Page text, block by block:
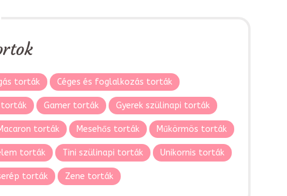
torták Céges és foglalkozás torták
torták Gamer torták Gyerek szülinapi torták
torták Mesehős torták Műkörmös torták
torták Tini szülinapi torták Unikornis torták
torták Zene torták